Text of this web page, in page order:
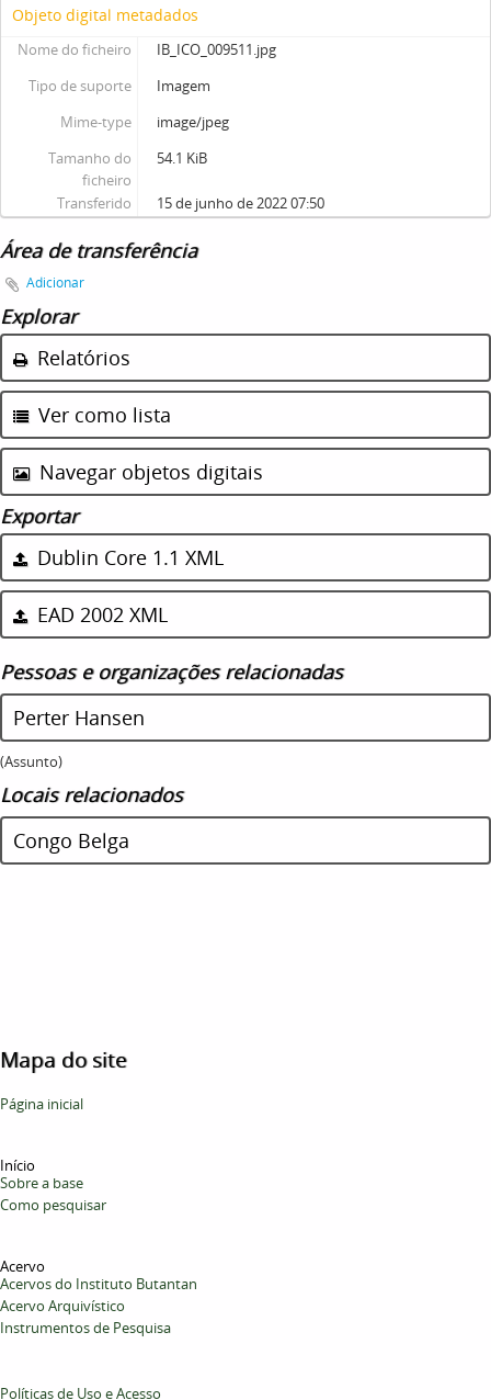
Objeto digital metadados
Nome do ficheiro
IB_ICO_009511.jpg
Tipo de suporte
Imagem
Mime-type
image/jpeg
Tamanho do
ficheiro
54.1 KiB
Transferido 15 de junho de 2022 07:50
Área de transferência
Adicionar
Explorar
Relatórios
Ver como lista
Navegar objetos digitais
Exportar
Dublin Core 1.1 XML
EAD 2002 XML
Pessoas e organizações relacionadas
Perter Hansen
(Assunto)
Locais relacionados
Congo Belga
Mapa do site
Página inicial
Início
Sobre a base
Como pesquisar
Acervo
Acervos do Instituto Butantan
Acervo Arquivístico
Instrumentos de Pesquisa
Políticas de Uso e Acesso